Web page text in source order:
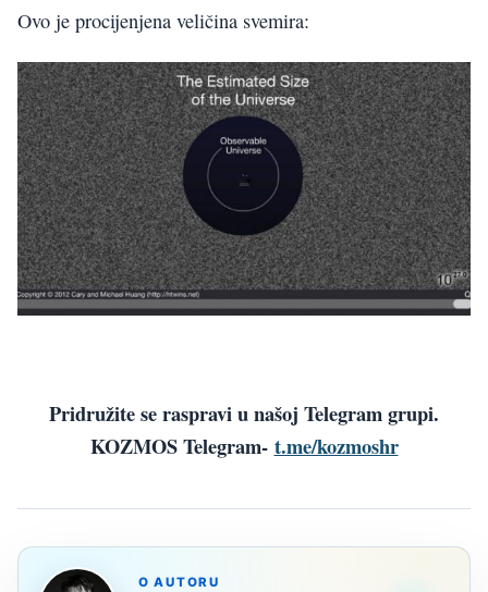
Ovo je procijenjena veličina svemira:
Pridružite se raspravi u našoj Telegram grupi.
KOZMOS Telegram- t.me/kozmoshr
O AUTORU